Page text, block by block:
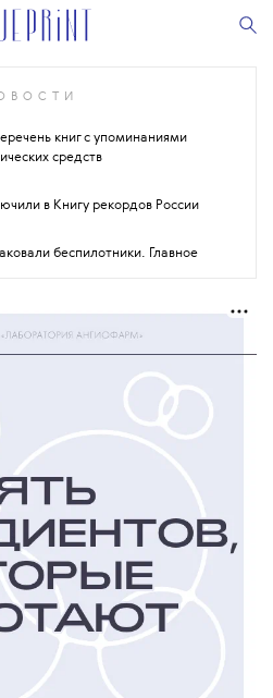
книг с упоминаниями
средств
в Книгу рекордов России
беспилотники. Главное